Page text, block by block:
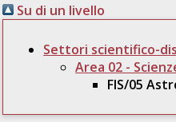
Su di un livello
Settori scientifico-
Area 02 -
FIS/05